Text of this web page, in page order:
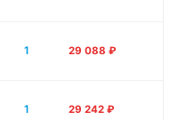
1 29 088 ₽
1 29 242 ₽